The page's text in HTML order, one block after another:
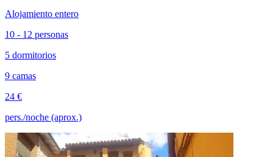
Alojamiento entero
10 - 12 personas
5 dormitorios
9 camas
24 €
pers./noche (aprox.)